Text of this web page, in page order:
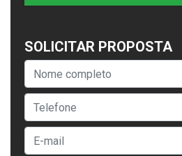
SOLICITAR PROPOSTA